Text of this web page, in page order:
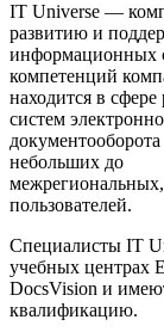
IT Universe —
развитию и
информационных
компетенций
находится в
систем
небольших до
пользователей.
Специалисты IT
учебных центрах
DocsVision и
квалификацию.